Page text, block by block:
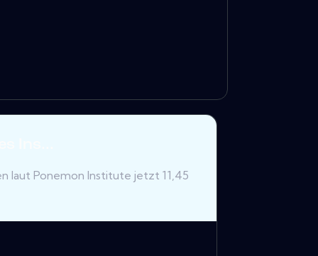
laut Ponemon Institute jetzt 11,45